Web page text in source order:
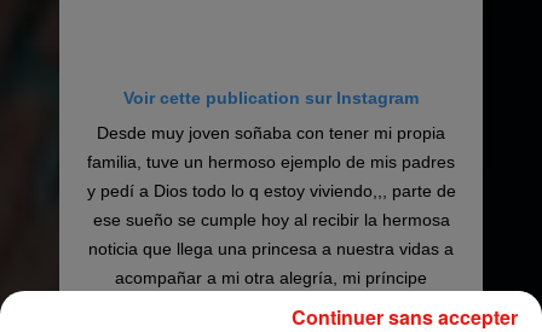
Voir cette publication sur Instagram
Desde muy joven soñaba con tener mi propia
familia, tuve un hermoso ejemplo de mis padres
y pedí a Dios todo lo q estoy viviendo,,, parte de
ese sueño se cumple hoy al recibir la hermosa
noticia que llega una princesa a nuestra vidas a
acompañar a mi otra alegría, mi príncipe
@emanuelhuertasolivo, ellos dos junto con mi
Continuer sans accepter